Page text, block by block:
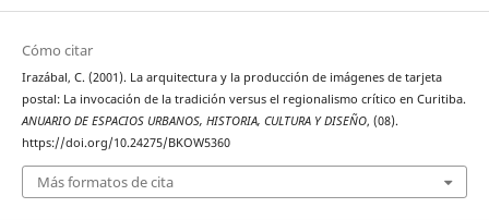
Cómo citar
Irazábal, C. (2001). La arquitectura y la producción de imágenes de tarjeta
postal: La invocación de la tradición versus el regionalismo crítico en Curitiba.
ANUARIO DE ESPACIOS URBANOS, HISTORIA, CULTURA Y DISEÑO, (08).
https://doi.org/10.24275/BKOW5360
Más formatos de cita